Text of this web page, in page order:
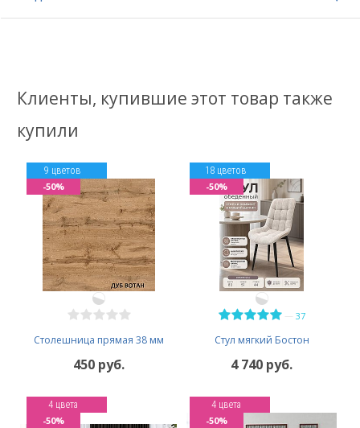
Клиенты, купившие этот товар также
купили
Столешница прямая 38 мм
9 цветов
450 руб.
-50%
37
Стул мягкий Бостон
18 цветов
4 740 руб.
-50%
4 цвета
-50%
4 цвета
-50%